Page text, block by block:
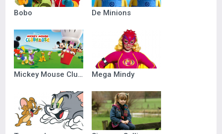
Bobo De Minions
Mickey Mouse Clubhuis Mega Mindy